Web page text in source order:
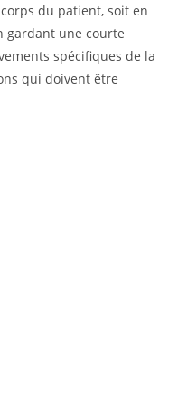
du patient, soit en
gardant une courte
spécifiques de la
qui doivent être